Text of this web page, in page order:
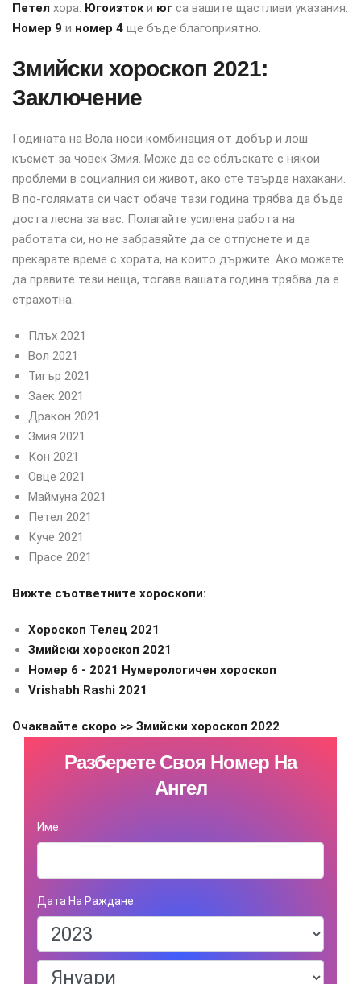
Петел хора. Югоизтоки юг са вашите щастливи указания.
Номер 9 и номер 4 ще бъде благоприятно.
Змийски хороскоп 2021:
Заключение
Годината на Вола носи комбинация от добър и лош
късмет за човек Змия. Може да се сблъскате с някои
проблеми в социалния си живот, ако сте твърде нахакани.
В по-голямата си част обаче тази година трябва да бъде
доста лесна за вас. Полагайте усилена работа на
работата си, но не забравяйте да се отпуснете и да
прекарате време с хората, на които държите. Ако можете
да правите тези неща, тогава вашата година трябва да е
страхотна.
Плъх 2021
Вол 2021
Тигър 2021
Заек 2021
Дракон 2021
Змия 2021
Кон 2021
Овце 2021
Маймуна 2021
Петел 2021
Куче 2021
Прасе 2021
Вижте съответните хороскопи:
Хороскоп Телец 2021
Змийски хороскоп 2021
Номер 6 - 2021 Нумерологичен хороскоп
Vrishabh Rashi 2021
Очаквайте скоро >> Змийски хороскоп 2022
Разберете Своя Номер На
Ангел
Име:
Дата На Раждане: